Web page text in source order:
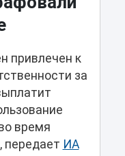
привлечен к
за
время
передает ИА